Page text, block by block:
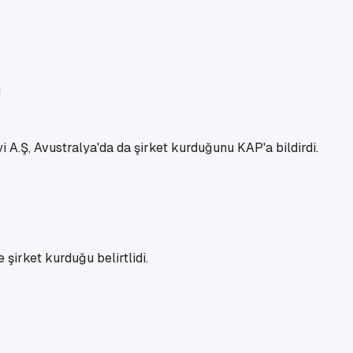
Avustralya'da da şirket kurduğunu KAP'a bildirdi.
şirket kurduğu belirtlidi.